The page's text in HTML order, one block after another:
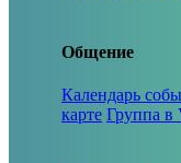
Общение
Календарь
карте Группа в